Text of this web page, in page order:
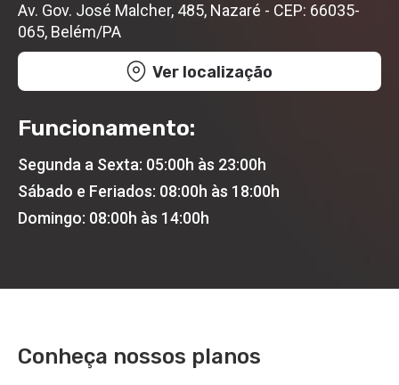
Av. Gov. José Malcher, 485, Nazaré - CEP: 66035-
065, Belém/PA
Ver localização
Funcionamento:
Segunda a Sexta: 05:00h às 23:00h
Sábado e Feriados: 08:00h às 18:00h
Domingo: 08:00h às 14:00h
Conheça nossos planos